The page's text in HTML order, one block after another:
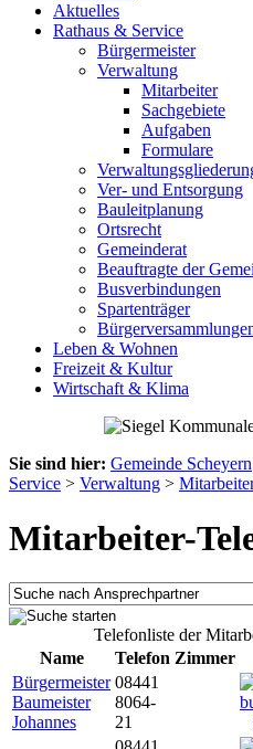
Aktuelles
Rathaus & Service
Bürgermeister
Verwaltung
Mitarbeiter
Sachgebiete
Aufgaben
Formulare
Ver- und Entsorgung
Bauleitplanung
Ortsrecht
Gemeinderat
Beauftragte der
Busverbindungen
Spartenträger
Leben & Wohnen
Freizeit & Kultur
Wirtschaft & Klima
Sie sind hier: Gemeinde Scheyern
Service > Verwaltung >
Mitarbeiter-
Telefonliste der
Name
Telefon Zimmer
Bürgermeister
Baumeister
Johannes
08441
8064-
21